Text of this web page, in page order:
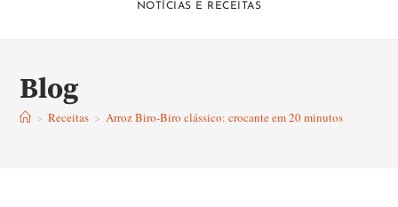
NOTÍCIAS E RECEITAS
Blog
> Receitas > Arroz Biro-Biro clássico: crocante em 20 minutos